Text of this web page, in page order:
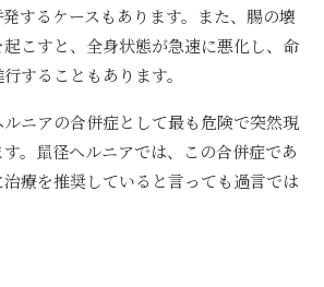
するケースもあります。また、腸の壊
こすと、全身状態が急速に悪化し、命
することもあります。
ニアの合併症として最も危険で突然現
。鼠径ヘルニアでは、この合併症であ
療を推奨していると言っても過言では